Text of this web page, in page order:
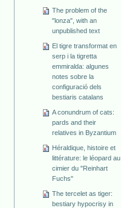
The problem of the
"lonza", with an
unpublished text
El tigre transformat en
serp i la tigretta
emmiralda: algunes
notes sobre la
configuració dels
bestiaris catalans
A conundrum of cats:
pards and their
relatives in Byzantium
Héraldique, histoire et
littérature: le léopard au
cimier du "Reinhart
Fuchs"
The tercelet as tiger:
bestiary hypocrisy in